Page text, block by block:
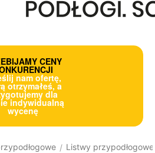
CENY
nam ofertę,
otrzymałeś, a
dla
indywidualną
wycenę
/ Listwy